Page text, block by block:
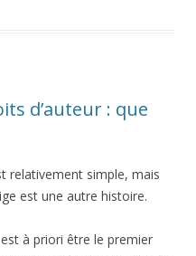
d’auteur : que
relativement simple, mais
est une autre histoire.
à priori être le premier